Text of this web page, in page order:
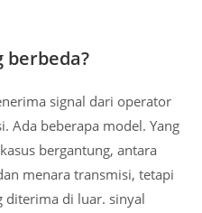
berbeda?
signal dari operator
Ada beberapa model. Yang
bergantung, antara
menara transmisi, tetapi
diterima di luar. sinyal